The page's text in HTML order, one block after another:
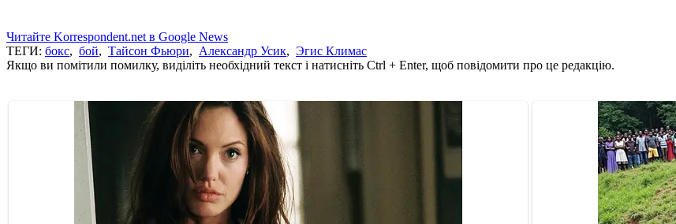
Читайте Korrespondent.net в Google News
ТЕГИ: бокс, бой, Тайсон Фьюри, Александр Усик, Эгис Климас
Якщо ви помітили помилку, виділіть необхідний текст і натисніть Ctrl + Enter, щоб повідомити про це редакцію.